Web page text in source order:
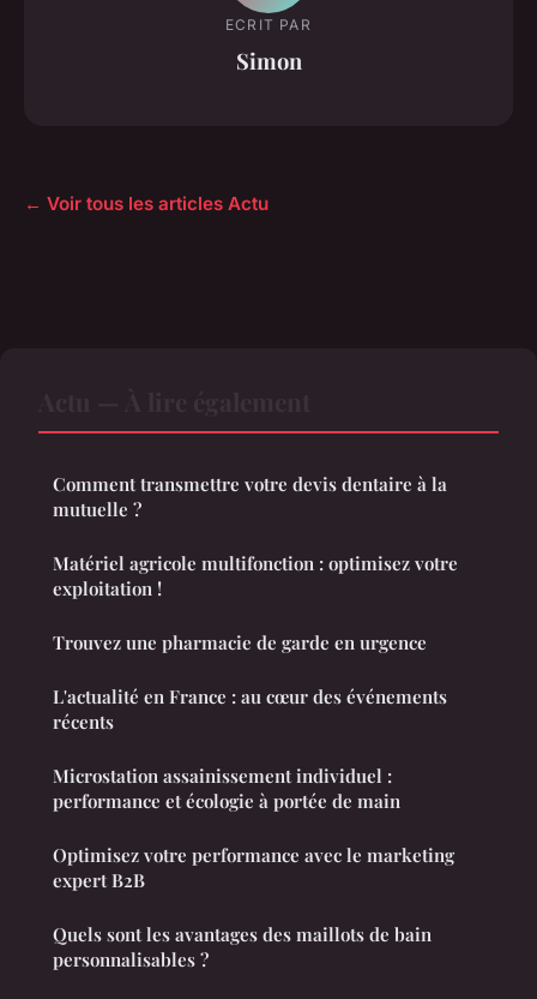
ECRIT PAR
Simon
← Voir tous les articles Actu
Comment transmettre votre devis dentaire à la
mutuelle ?
Matériel agricole multifonction : optimisez votre
exploitation !
Trouvez une pharmacie de garde en urgence
L'actualité en France : au cœur des événements
récents
Microstation assainissement individuel :
performance et écologie à portée de main
Optimisez votre performance avec le marketing
expert B2B
Quels sont les avantages des maillots de bain
personnalisables ?